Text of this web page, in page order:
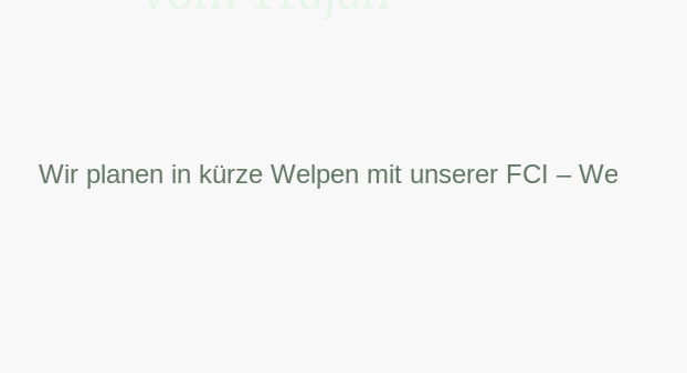
Wir planen in kürze Welpen mit unserer FCI – Weltsiegerin.